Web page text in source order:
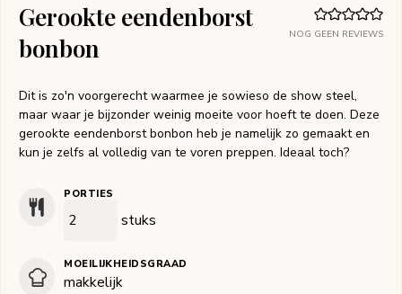
NOG GEEN REVIEWS
Gerookte eendenborst
bonbon
Dit is zo'n voorgerecht waarmee je sowieso de show steel,
maar waar je bijzonder weinig moeite voor hoeft te doen. Deze
gerookte eendenborst bonbon heb je namelijk zo gemaakt en
kun je zelfs al volledig van te voren preppen. Ideaal toch?
PORTIES
stuks
MOEILIJKHEIDSGRAAD
makkelijk